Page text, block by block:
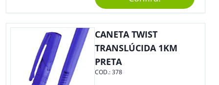
Empresa Em Eventos.
CANETA TWIST
TRANSLÚCIDA 1KM
PRETA
COD.:378